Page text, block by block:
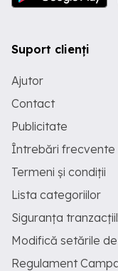
Suport clienți
Ajutor
Contact
Publicitate
Întrebări frecvente
Termeni și condiții
Lista categoriilor
Siguranța
Modifică setările
Regulament